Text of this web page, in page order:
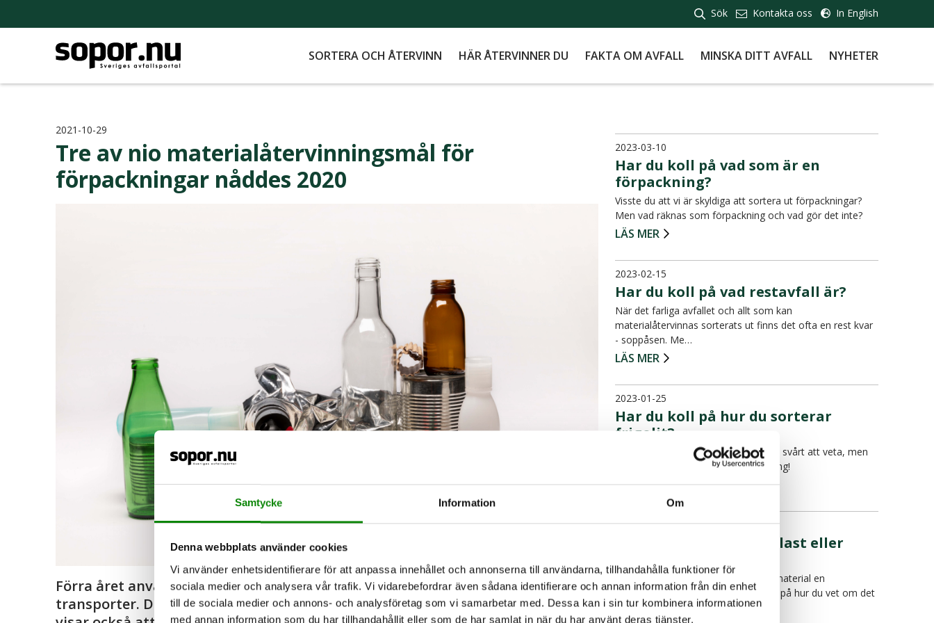
Samtycke Information Om
Denna webbplats använder cookies
Vi använder enhetsidentifierare för att anpassa innehållet och annonserna till användarna, tillhandahålla funktioner för
sociala medier och analysera vår trafik. Vi vidarebefordrar även sådana identifierare och annan information från din enhet
till de sociala medier och annons- och analysföretag som vi samarbetar med. Dessa kan i sin tur kombinera informationen
med annan information som du har tillhandahållit eller som de har samlat in när du har använt deras tjänster.
Sök Kontakta oss In English
SORTERA OCH ÅTERVINN HÄR ÅTERVINNER DU FAKTA OM AVFALL MINSKA DITT AVFALL NYHETER
2021-10-29
Tre av nio materialåtervinningsmål för
förpackningar nåddes 2020
Förra året använde Sverige nära 1,4 miljoner ton förpackningar till varor och
transporter. Det visar ny statistik över landets förpackningsavfall. Siffrorna
2023-03-10
Har du koll på vad som är en
förpackning?
Visste du att vi är skyldiga att sortera ut förpackningar?
Men vad räknas som förpackning och vad gör det inte?
LÄS MER
2023-02-15
Har du koll på vad restavfall är?
När det farliga avfallet och allt som kan
materialåtervinnas sorterats ut finns det ofta en rest kvar
- soppåsen. Me…
LÄS MER
2023-01-25
Har du koll på hur du sorterar
frigolit?
Hur man ska sortera frigolit kan vara svårt att veta, men
det ska sorteras som plastförpackning!
LÄS MER
2023-01-05
Ska det sorteras som plast eller
metall?
Ibland är det svårt att avgöra vilket material en
förpackning är gjort i. Här får du tips på hur du vet om det
är pl…